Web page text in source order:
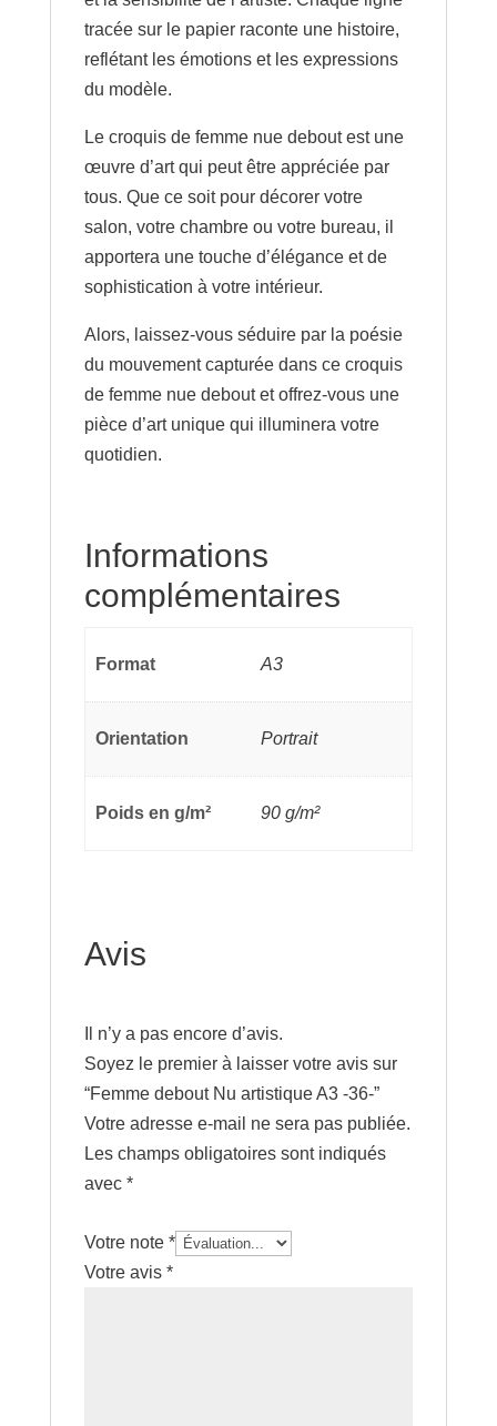
tracée sur le papier raconte une histoire,
reflétant les émotions et les expressions
du modèle.
Le croquis de femme nue debout est une
œuvre d’art qui peut être appréciée par
tous. Que ce soit pour décorer votre
salon, votre chambre ou votre bureau, il
apportera une touche d’élégance et de
sophistication à votre intérieur.
Alors, laissez-vous séduire par la poésie
du mouvement capturée dans ce croquis
de femme nue debout et offrez-vous une
pièce d’art unique qui illuminera votre
quotidien.
Informations
complémentaires
Format A3
Orientation Portrait
Poids en g/m² 90 g/m²
Avis
Il n’y a pas encore d’avis.
Soyez le premier à laisser votre avis sur
“Femme debout Nu artistique A3 -36-”
Votre adresse e-mail ne sera pas publiée.
Les champs obligatoires sont indiqués
avec *
Votre note *
Votre avis *